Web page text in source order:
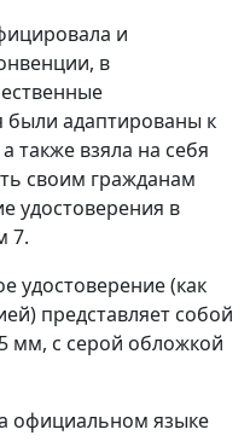
и
в
были адаптированы к
также взяла на себя
своим гражданам
удостоверения в
7.
удостоверение (как
представляет собой
мм, с серой обложкой
официальном языке